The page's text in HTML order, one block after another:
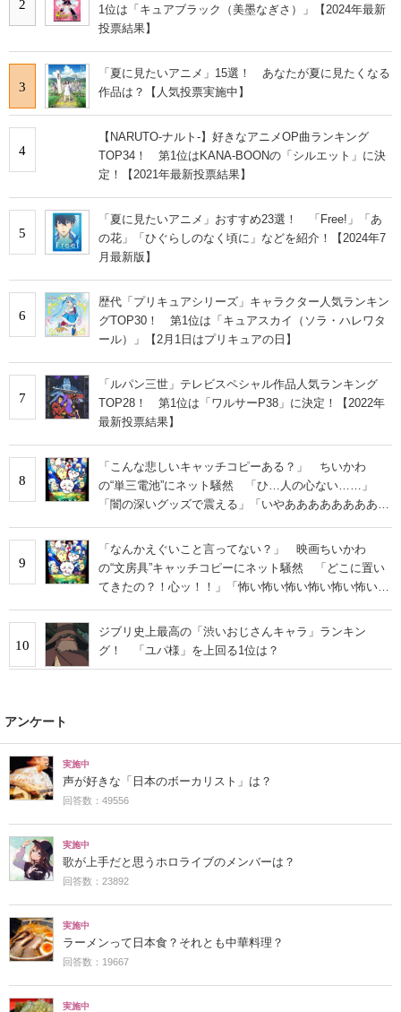
2
1位は「キュアブラック（美墨なぎさ）」【2024年最新
投票結果】
3
「夏に見たいアニメ」15選！ あなたが夏に見たくなる
作品は？【人気投票実施中】
4
【NARUTO-ナルト-】好きなアニメOP曲ランキング
TOP34！ 第1位はKANA-BOONの「シルエット」に決
定！【2021年最新投票結果】
5
「夏に見たいアニメ」おすすめ23選！ 「Free!」「あ
の花」「ひぐらしのなく頃に」などを紹介！【2024年7
月最新版】
6
歴代「プリキュアシリーズ」キャラクター人気ランキン
グTOP30！ 第1位は「キュアスカイ（ソラ・ハレワタ
ール）」【2月1日はプリキュアの日】
7
「ルパン三世」テレビスペシャル作品人気ランキング
TOP28！ 第1位は「ワルサーP38」に決定！【2022年
最新投票結果】
8
「こんな悲しいキャッチコピーある？」 ちいかわ
の“単三電池”にネット騒然 「ひ…人の心ない……」
「闇の深いグッズで震える」「いやあああああああああ
9
「なんかえぐいこと言ってない？」 映画ちいかわ
の“文房具”キャッチコピーにネット騒然 「どこに置い
てきたの？！心ッ！！」「怖い怖い怖い怖い怖い怖い怖
10
ジブリ史上最高の「渋いおじさんキャラ」ランキン
グ！ 「ユパ様」を上回る1位は？
アンケート
実施中
声が好きな「日本のボーカリスト」は？
回答数：49556
実施中
歌が上手だと思うホロライブのメンバーは？
回答数：23892
実施中
ラーメンって日本食？それとも中華料理？
回答数：19667
実施中